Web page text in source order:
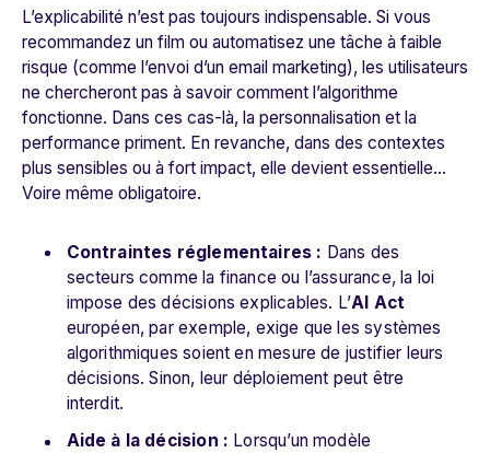
L’explicabilité n’est pas toujours indispensable. Si vous
recommandez un film ou automatisez une tâche à faible
risque (comme l’envoi d’un email marketing), les utilisateurs
ne chercheront pas à savoir comment l’algorithme
fonctionne. Dans ces cas-là, la personnalisation et la
performance priment. En revanche, dans des contextes
plus sensibles ou à fort impact, elle devient essentielle...
Voire même obligatoire.
Contraintes réglementaires : Dans des
secteurs comme la finance ou l’assurance, la loi
impose des décisions explicables. L’AI Act
européen, par exemple, exige que les systèmes
algorithmiques soient en mesure de justifier leurs
décisions. Sinon, leur déploiement peut être
interdit.
Aide à la décision : Lorsqu’un modèle